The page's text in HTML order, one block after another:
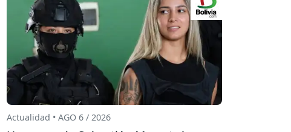
Actualidad • AGO 6 / 2026